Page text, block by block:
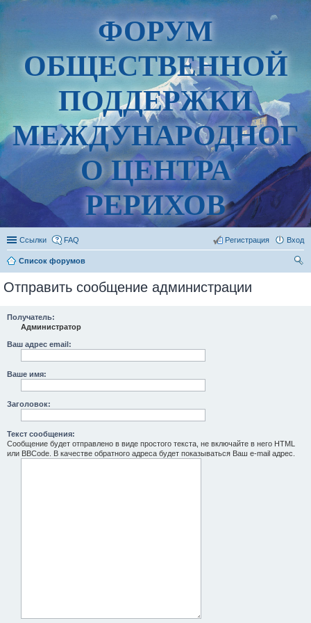
ФОРУМ
ОБЩЕСТВЕННОЙ
ПОДДЕРЖКИ
МЕЖДУНАРОДНОГ
О ЦЕНТРА
РЕРИХОВ
Ссылки FAQ Вход
Регистрация
Список форумов
Отправить сообщение администрации
Получатель:
Администратор
Ваш адрес email:
Ваше имя:
Заголовок:
Текст сообщения:
Сообщение будет отправлено в виде простого текста, не включайте в него HTML
или BBCode. В качестве обратного адреса будет показываться Ваш e-mail адрес.